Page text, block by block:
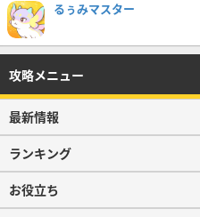
るぅみマスター
攻略メニュー
最新情報
ランキング
お役立ち